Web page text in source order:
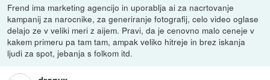
Frend ima marketing agencijo in uporablja ai za nacrtovanje
kampanij za narocnike, za generiranje fotografij, celo video oglase
delajo ze v veliki meri z aijem. Pravi, da je cenovno malo ceneje v
kakem primeru pa tam tam, ampak veliko hitreje in brez iskanja
ljudi za spot, jebanja s folkom itd.